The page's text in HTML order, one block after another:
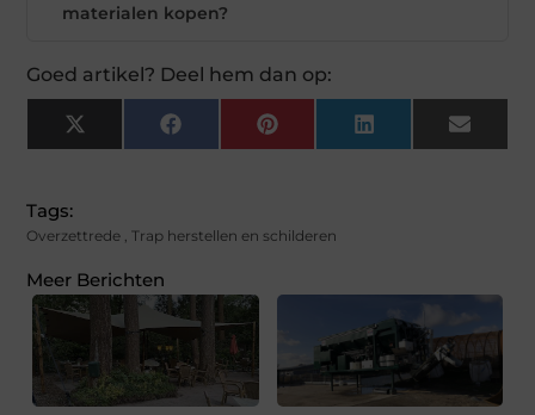
materialen kopen?
Goed artikel? Deel hem dan op:
X
(Twitter)
Facebook Pinterest LinkedIn Email
Tags:
Overzettrede Trap herstellen en schilderen
Meer Berichten